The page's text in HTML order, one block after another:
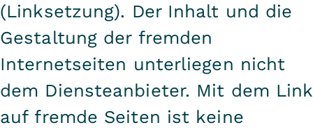
(Linksetzung). Der Inhalt und die
Gestaltung der fremden
Internetseiten unterliegen nicht
dem Diensteanbieter. Mit dem Link
auf fremde Seiten ist keine